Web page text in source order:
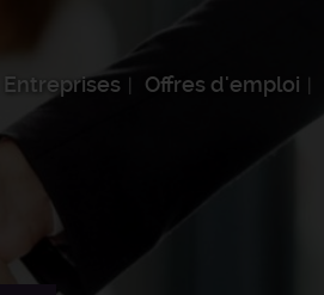
Entreprises Offres d'emploi